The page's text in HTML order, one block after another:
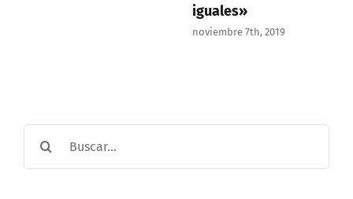
iguales»
noviembre 7th, 2019